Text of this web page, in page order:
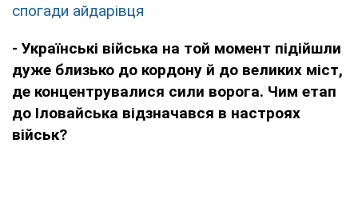
спогади айдарівця
- Українські війська на той момент підійшли
дуже близько до кордону й до великих міст,
де концентрувалися сили ворога. Чим етап
до Іловайська відзначався в настроях
військ?